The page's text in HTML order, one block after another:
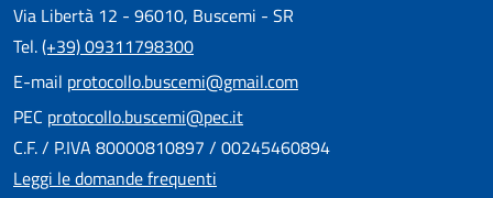
Via Libertà 12 - 96010, Buscemi - SR
Tel.(+39) 09311798300
E-mail protocollo.buscemi@gmail.com
PEC protocollo.buscemi@pec.it
C.F. / P.IVA 80000810897 / 00245460894
Leggi le domande frequenti